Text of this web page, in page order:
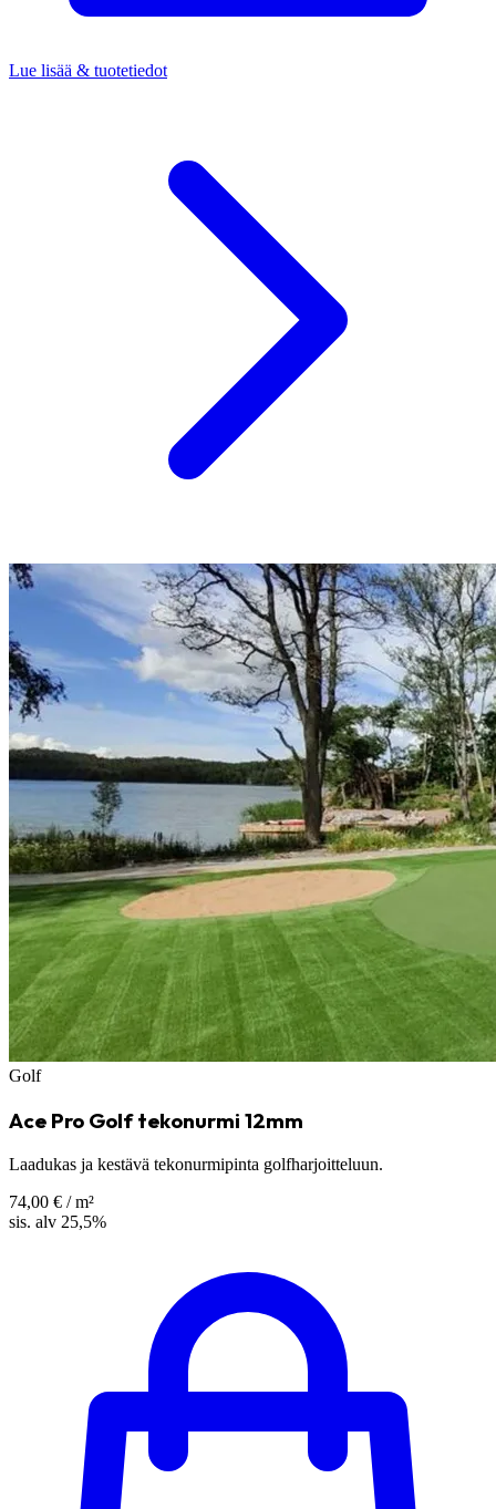
Lue lisää & tuotetiedot
Golf
Ace Pro Golf tekonurmi 12mm
Laadukas ja kestävä tekonurmipinta golfharjoitteluun.
74,00 € / m²
sis. alv 25,5%